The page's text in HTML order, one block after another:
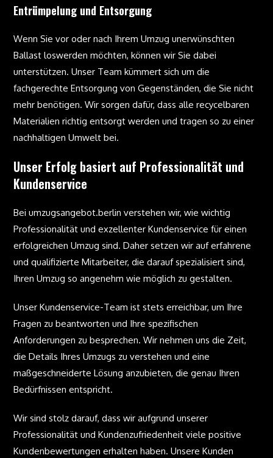
Entrümpelung und Entsorgung
Wenn Sie vor oder nach Ihrem Umzug unerwünschten
Ballast loswerden möchten, können wir Sie dabei
unterstützen. Unser Team kümmert sich um die
fachgerechte Entsorgung von Gegenständen, die Sie nicht
mehr benötigen. Wir sorgen dafür, dass alle recycelbaren
Materialien richtig entsorgt werden und tragen so zu einer
nachhaltigen Umwelt bei.
Unser Erfolg basiert auf Professionalität und
Kundenservice
Bei umzugsangebot.berlin verstehen wir, wie wichtig
Professionalität und exzellenter Kundenservice für einen
erfolgreichen Umzug sind. Daher setzen wir auf erfahrene
und qualifizierte Mitarbeiter, die darauf spezialisiert sind,
Ihren Umzug so angenehm wie möglich zu gestalten.
Unser Kundenservice-Team ist stets erreichbar, um Ihre
Fragen zu beantworten und Ihre spezifischen
Anforderungen zu besprechen. Wir nehmen uns die Zeit,
die Details Ihres Umzugs zu verstehen und eine
maßgeschneiderte Lösung anzubieten, die genau Ihren
Bedürfnissen entspricht.
Wir sind stolz darauf, dass wir aufgrund unserer
Professionalität und Kundenzufriedenheit viele positive
Kundenbewertungen erhalten haben. Unsere Kunden